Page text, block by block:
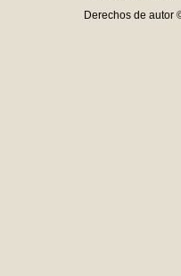
Derechos de autor